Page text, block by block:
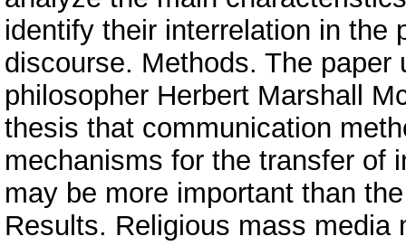
identify their interrelation in the
discourse. Methods. The
philosopher Herbert Marshall
thesis that communication
mechanisms for the transfer of
may be more important than
Results. Religious mass media